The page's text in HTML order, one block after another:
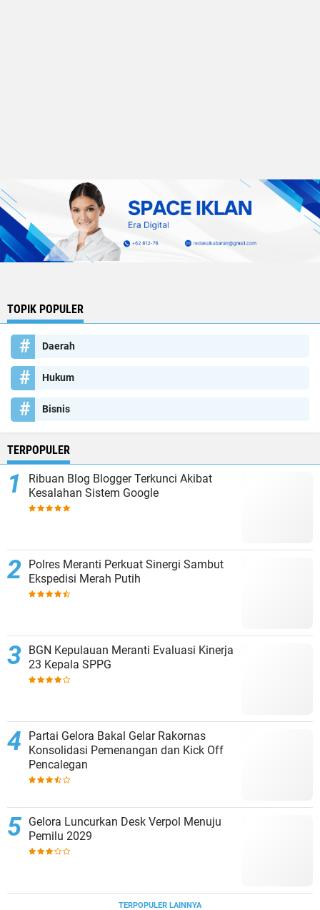
TOPIK POPULER
Daerah
Hukum
Bisnis
TERPOPULER
Ribuan Blog Blogger Terkunci Akibat
Kesalahan Sistem Google
Polres Meranti Perkuat Sinergi Sambut
Ekspedisi Merah Putih
BGN Kepulauan Meranti Evaluasi Kinerja
23 Kepala SPPG
Partai Gelora Bakal Gelar Rakornas
Konsolidasi Pemenangan dan Kick Off
Pencalegan
Gelora Luncurkan Desk Verpol Menuju
Pemilu 2029
TERPOPULER LAINNYA